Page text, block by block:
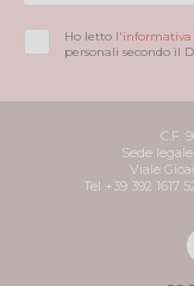
Ho letto l'informativa
personali secondo il
C.F.
Sede
Viale
Tel +39 392 1617